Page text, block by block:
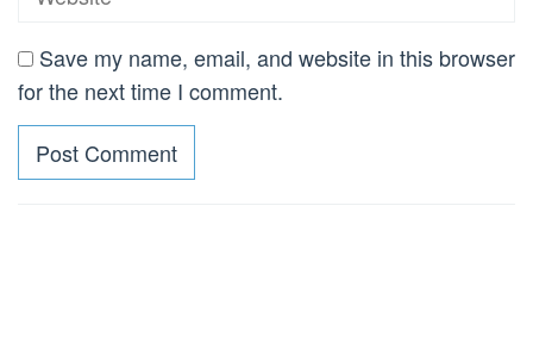
Save my name, email, and website in this browser
for the next time I comment.